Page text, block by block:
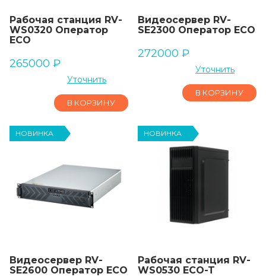
Рабочая станция RV-
WS0320 Оператор
ECO
265000 ₽
Уточнить
В КОРЗИНУ
Видеосервер RV-
SE2300 Оператор ECO
272000 ₽
Уточнить
В КОРЗИНУ
НОВИНКА
Видеосервер RV-
SE2600 Оператор ECO
НОВИНКА
Рабочая станция RV-
WS0530 ECO-T